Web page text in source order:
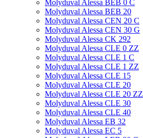
Molyduval Alessa BEB 0 C
Molyduval Alessa BEB 20
Molyduval Alessa CEN 20 C
Molyduval Alessa CEN 30 G
Molyduval Alessa CK 292
Molyduval Alessa CLE 0 ZZ
Molyduval Alessa CLE 1 C
Molyduval Alessa CLE 1 ZZ
Molyduval Alessa CLE 15
Molyduval Alessa CLE 20
Molyduval Alessa CLE 20 ZZ
Molyduval Alessa CLE 30
Molyduval Alessa CLE 40
Molyduval Alessa EB 32
Molyduval Alessa EC 5